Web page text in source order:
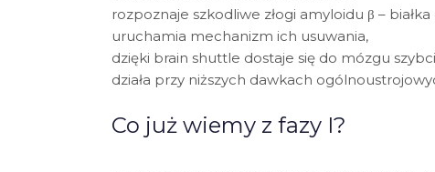
rozpoznaje szkodliwe złogi amyloidu β –
uruchamia mechanizm ich usuwania,
dzięki brain shuttle dostaje się do mózgu
działa przy niższych dawkach
Co już wiemy z fazy I?